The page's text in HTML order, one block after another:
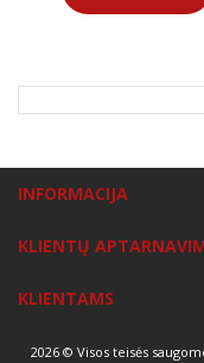
INFORMACIJA
KLIENTŲ
KLIENTAMS
2026 © Visos teisės